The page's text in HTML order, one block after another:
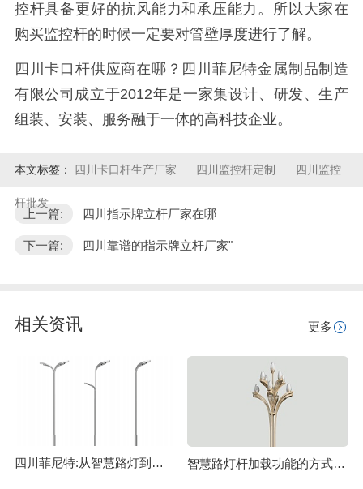
控杆具备更好的抗风能力和承压能力。所以大家在
购买监控杆的时候一定要对管壁厚度进行了解。
四川卡口杆供应商在哪？四川菲尼特金属制品制造
有限公司成立于2012年是一家集设计、研发、生产
组装、安装、服务融于一体的高科技企业。
本文标签： 四川卡口杆生产厂家 四川监控杆定制 四川监控
杆批发
上一篇: 四川指示牌立杆厂家在哪
下一篇: 四川靠谱的指示牌立杆厂家"
相关资讯 更多
四川菲尼特:从智慧路灯到数字孪生再到元宇宙 智慧路灯杆加载功能的方式主要有哪些